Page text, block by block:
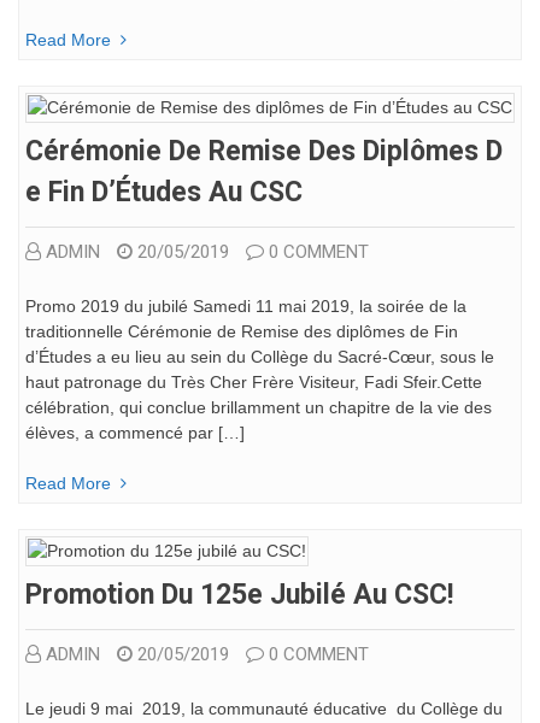
Read More
Cérémonie De Remise Des Diplômes D
E Fin D’Études Au CSC
ADMIN 20/05/2019 0 COMMENT
Promo 2019 du jubilé Samedi 11 mai 2019, la soirée de la
traditionnelle Cérémonie de Remise des diplômes de Fin
d’Études a eu lieu au sein du Collège du Sacré-Cœur, sous le
haut patronage du Très Cher Frère Visiteur, Fadi Sfeir.Cette
célébration, qui conclue brillamment un chapitre de la vie des
élèves, a commencé par […]
Read More
Promotion Du 125e Jubilé Au CSC!
ADMIN 20/05/2019 0 COMMENT
Le jeudi 9 mai 2019, la communauté éducative du Collège du